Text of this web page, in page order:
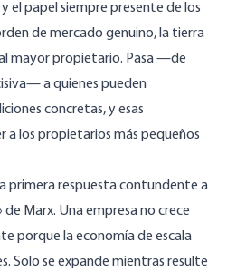
el papel siempre presente de los
de mercado genuino, la tierra
mayor propietario. Pasa —de
a quienes pueden
concretas, y esas
a los propietarios más pequeños
la primera respuesta contundente a
Marx. Una empresa no crece
porque la economía de escala
Solo se expande mientras resulte